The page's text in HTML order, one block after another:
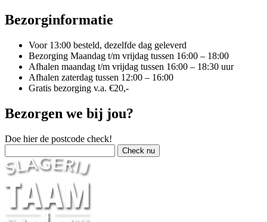
Bezorginformatie
Voor 13:00 besteld, dezelfde dag geleverd
Bezorging Maandag t/m vrijdag tussen 16:00 – 18:00
Afhalen maandag t/m vrijdag tussen 16:00 – 18:30 uur
Afhalen zaterdag tussen 12:00 – 16:00
Gratis bezorging v.a. €20,-
Bezorgen we bij jou?
Doe hier de postcode check!